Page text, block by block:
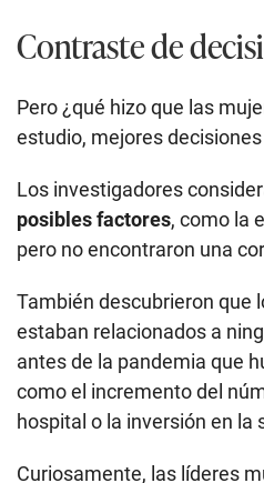
Contraste de
Pero ¿qué hizo que las
estudio, mejores
Los investigadores
posibles factores, como la
pero no encontraron una
También descubrieron que
estaban relacionados a
antes de la pandemia que
como el incremento del
hospital o la inversión en la
Curiosamente, las líderes